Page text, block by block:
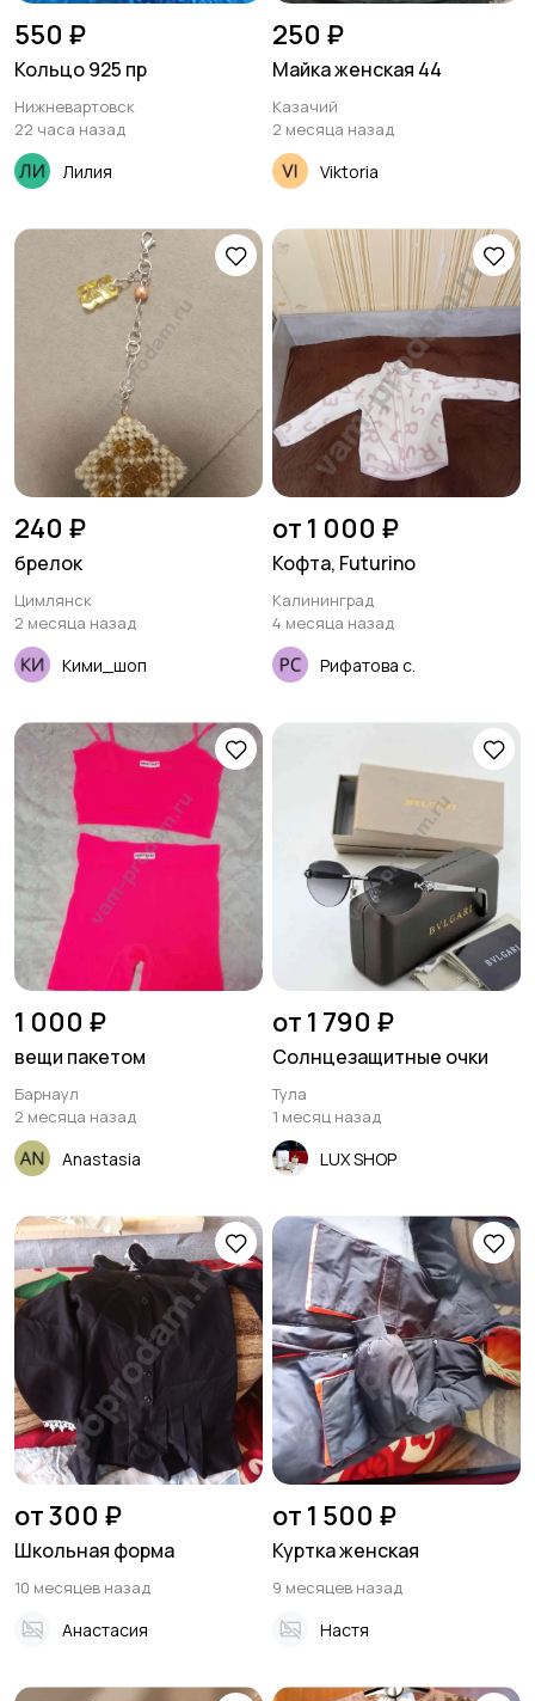
550 ₽
Кольцо 925 пр
Нижневартовск
22 часа назад
Лилия
250 ₽
Майка женская 44
Казачий
2 месяца назад
Viktoria
240 ₽
брелок
Цимлянск
2 месяца назад
Кими_шоп
от 1 000 ₽
Кофта, Futurino
Калининград
4 месяца назад
Рифатова с.
1 000 ₽
вещи пакетом
Барнаул
2 месяца назад
Anastasia
от 1 790 ₽
Солнцезащитные очки
Тула
1 месяц назад
LUX SHOP
от 300 ₽
Школьная форма
10 месяцев назад
Анастасия
от 1 500 ₽
Куртка женская
9 месяцев назад
Настя